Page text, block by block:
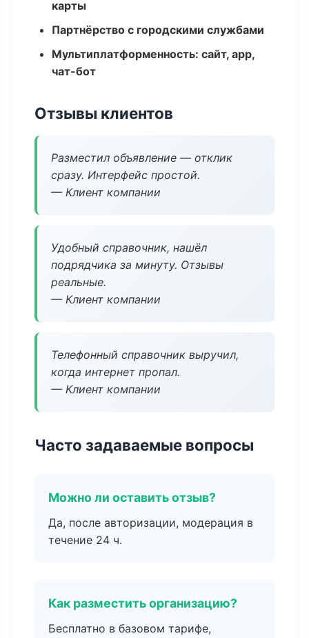
карты
Партнёрство с городскими службами
Мультиплатформенность: сайт, app,
чат-бот
Отзывы клиентов
Разместил объявление — отклик
сразу. Интерфейс простой.
— Клиент компании
Удобный справочник, нашёл
подрядчика за минуту. Отзывы
реальные.
— Клиент компании
Телефонный справочник выручил,
когда интернет пропал.
— Клиент компании
Часто задаваемые вопросы
Можно ли оставить отзыв?
Да, после авторизации, модерация в
течение 24 ч.
Как разместить организацию?
Бесплатно в базовом тарифе,